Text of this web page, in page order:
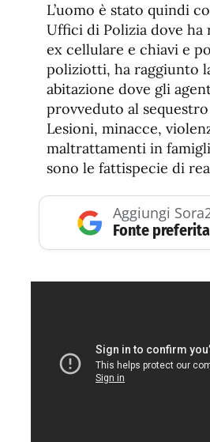
L’uomo è stato quindi
Uffici di Polizia dove ha
ex cellulare e chiavi e
poliziotti, ha raggiunto
abitazione dove gli
provveduto al sequestro
Lesioni, minacce,
maltrattamenti in
sono le fattispecie di
Aggiungi
Fonte